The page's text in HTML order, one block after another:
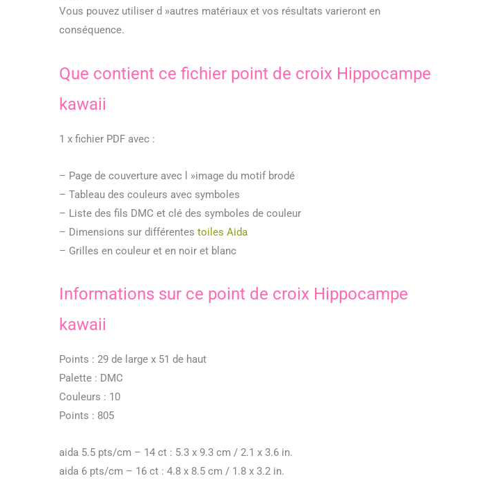
Vous pouvez utiliser d »autres matériaux et vos résultats varieront en
conséquence.
Que contient ce fichier point de croix Hippocampe
kawaii
1 x fichier PDF avec :
– Page de couverture avec l »image du motif brodé
– Tableau des couleurs avec symboles
– Liste des fils DMC et clé des symboles de couleur
– Dimensions sur différentes toiles Aida
– Grilles en couleur et en noir et blanc
Informations sur ce point de croix Hippocampe
kawaii
Points : 29 de large x 51 de haut
Palette : DMC
Couleurs : 10
Points : 805
aida 5.5 pts/cm – 14 ct : 5.3 x 9.3 cm / 2.1 x 3.6 in.
aida 6 pts/cm – 16 ct : 4.8 x 8.5 cm / 1.8 x 3.2 in.